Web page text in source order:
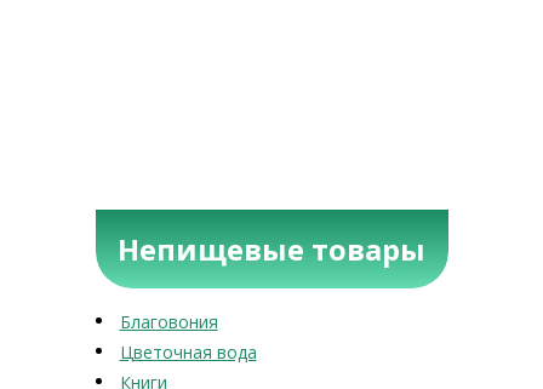
Непищевые товары
Благовония
Цветочная вода
Книги